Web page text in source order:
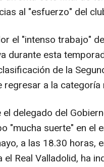
al "esfuerzo" del
el "intenso trabajo"
durante esta
de la
regresar a la
delegado del
"mucha suerte" en el
a las 18.30 horas,
el Real Valladolid, ha